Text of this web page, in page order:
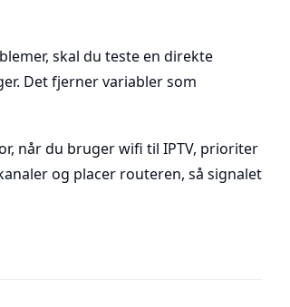
skal du teste en direkte
Det fjerner variabler som
når du bruger wifi til IPTV, prioriter
og placer routeren, så signalet